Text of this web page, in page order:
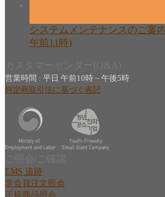
システムメンテナンスのご案
午前11時)
営業時間 : 平日 午前10時 ~ 午後5時
特定商取引法に基づく表記
EMS 追跡
非会員注文照会
正規商品照会